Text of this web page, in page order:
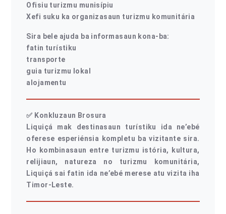
Ofisiu turizmu munisípiu
Xefi suku ka organizasaun turizmu komunitária
Sira bele ajuda ba informasaun kona-ba:
fatin turístiku
transporte
guia turizmu lokal
alojamentu
✅ Konkluzaun Brosura
Liquiçá mak destinasaun turístiku ida ne’ebé
oferese esperiénsia kompletu ba vizitante sira.
Ho kombinasaun entre turizmu istória, kultura,
relijiaun, natureza no turizmu komunitária,
Liquiçá sai fatin ida ne’ebé merese atu vizita iha
Timor-Leste.